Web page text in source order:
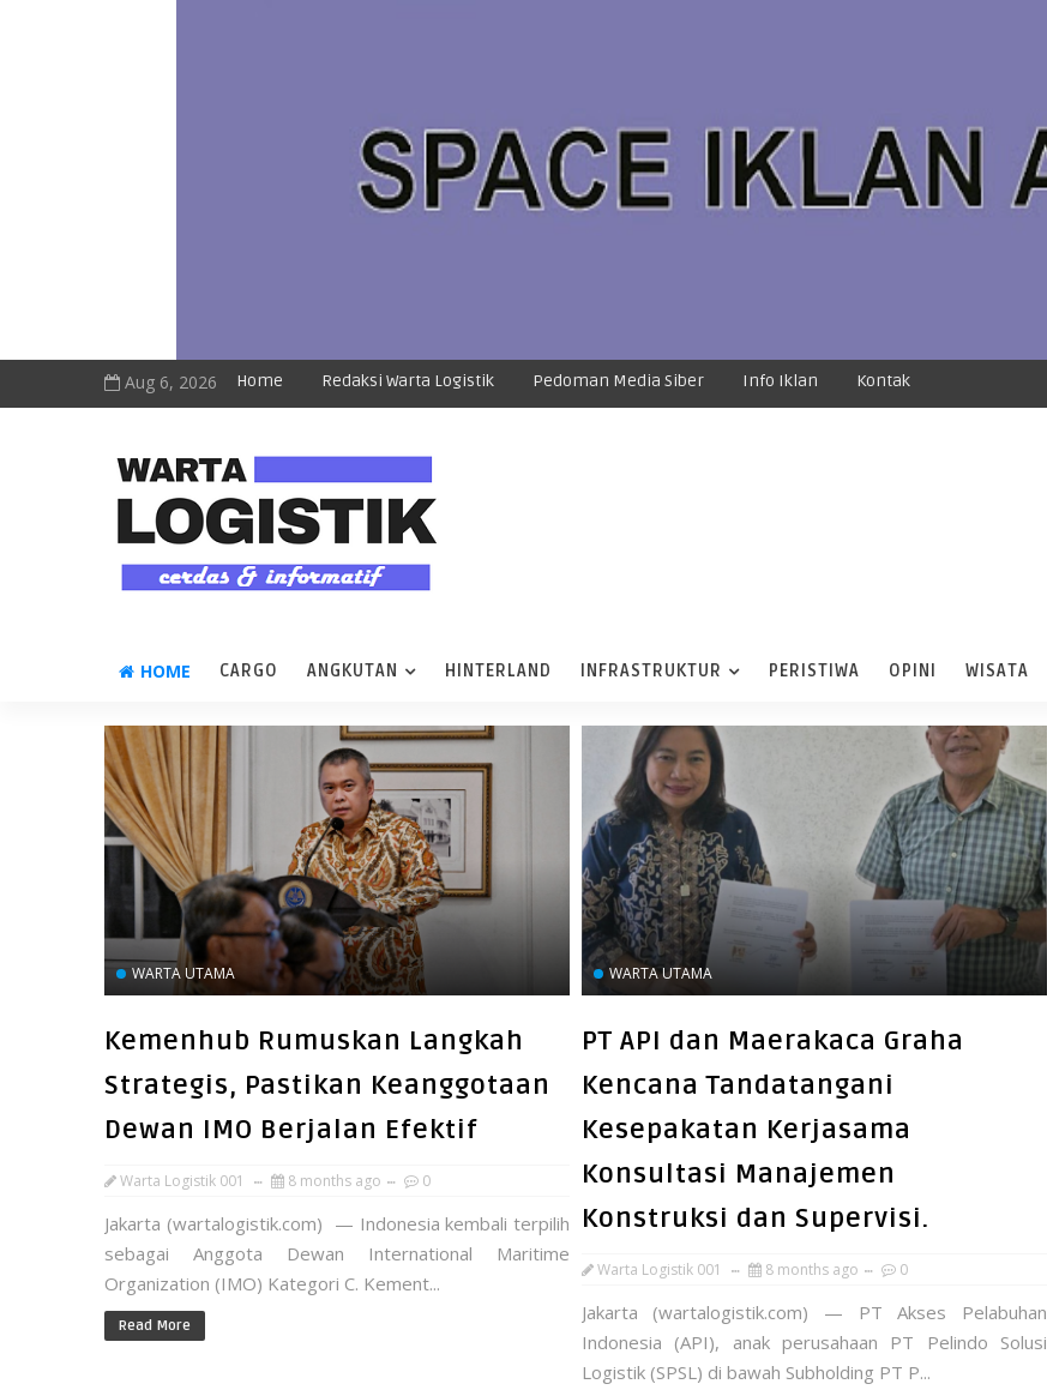
Aug 6, 2026 Home Redaksi Warta Logistik Pedoman Media Siber Info Iklan Kontak
HOME CARGO ANGKUTAN HINTERLAND INFRASTRUKTUR PERISTIWA OPINI WISATA
WARTA UTAMA
Kemenhub Rumuskan Langkah
Strategis, Pastikan Keanggotaan
Dewan IMO Berjalan Efektif
Warta Logistik 001 8 months ago 0
Jakarta (wartalogistik.com) — Indonesia kembali terpilih
sebagai Anggota Dewan International Maritime
Organization (IMO) Kategori C. Kement...
Read More
WARTA UTAMA
PT API dan Maerakaca Graha
Kencana Tandatangani
Kesepakatan Kerjasama
Konsultasi Manajemen
Konstruksi dan Supervisi.
Warta Logistik 001 8 months ago 0
Jakarta (wartalogistik.com) — PT Akses Pelabuhan
Indonesia (API), anak perusahaan PT Pelindo Solusi
Logistik (SPSL) di bawah Subholding PT P...